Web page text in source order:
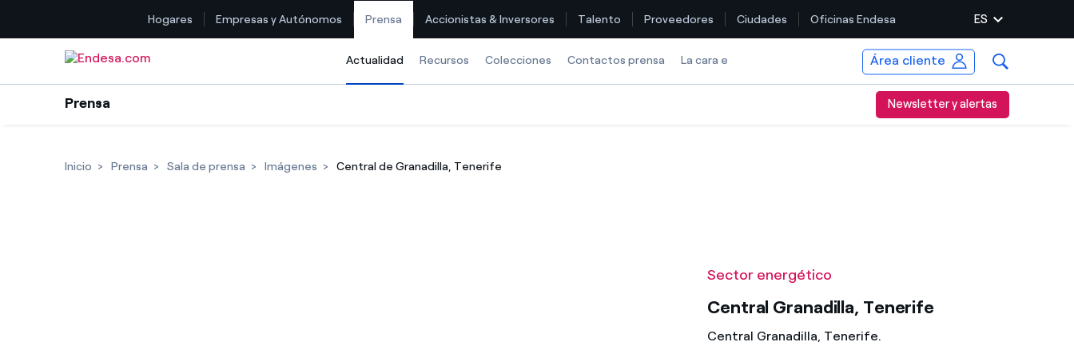
Hogares Empresas y Autónomos Prensa Accionistas & Inversores Talento Proveedores Ciudades Oficinas Endesa ES
Actualidad Selected item
Recursos Colecciones Contactos prensa La cara e Área cliente
¿Has recibido una oferta para cambiar de compañía?
Prensa Newsletter y alertas
Inicio Prensa Sala de prensa Imágenes Central de Granadilla, Tenerife
Sector energético
Central Granadilla, Tenerife
Central Granadilla, Tenerife.